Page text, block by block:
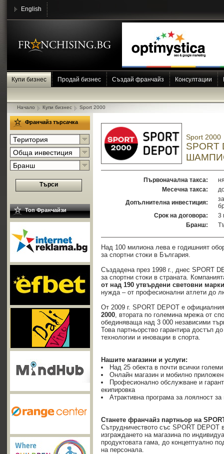
English
Купи бизнес Продай бизнес Създай франчайз Консултации
Начало Купи бизнес Sport 2000
Франчайз търсачка
Територия
Обща инвестиция
Бранш
Търси
Топ Франчайзи
Sport 2000
Първоначална такса:
Месечна такса:
Допълнителна инвестиция:
Срок на договора:
3
Бранш:
Над 100 милиона лева е годишният
за спортни стоки в България.
Създадена през 1998 г., днес SPORT
за спортни стоки в страната.
от над 190 утвърдени световни марки
нужда – от професионални атлети до
От 2009 г. SPORT DEPOT е
2000, втората по големина мрежа от
обединяваща над 3 000 независими
Това партньорство гарантира достъп
технологии и иновации в спорта.
Нашите магазини и услуги:
Над 25 обекта в почти всички
Онлайн магазин и мобилно
Професионално обслужване и
екипировка
Атрактивна програма за лоялност
Станете франчайз партньор на
Сътрудничеството със SPORT DEPOT
изграждането на магазина по
продуктовата гама, до концептуално
на персонала.